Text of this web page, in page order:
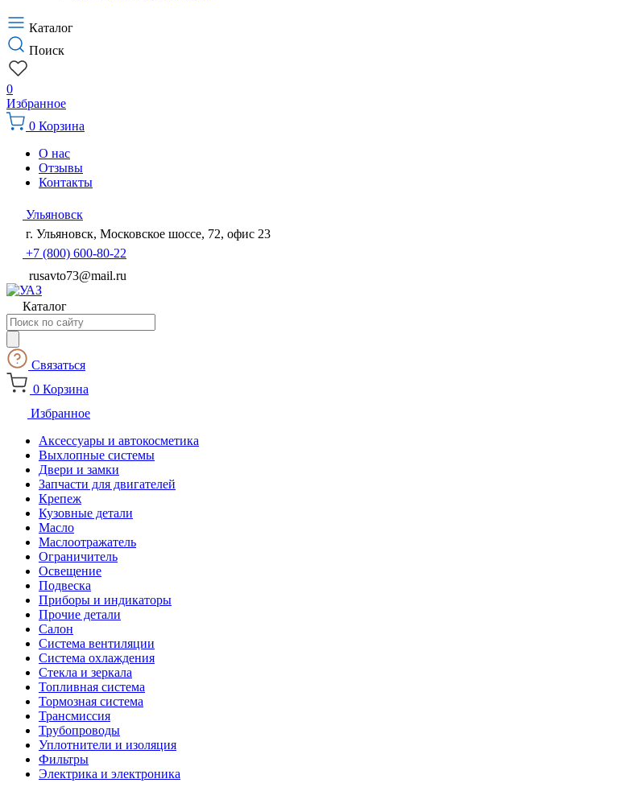
Каталог
Поиск
0
Избранное
0 Корзина
О нас
Отзывы
Контакты
Ульяновск
г. Ульяновск, Московское шоссе, 72, офис 23
+7 (800) 600-80-22
rusavto73@mail.ru
Каталог
Поиск
товаров
Связаться
0 Корзина
Избранное
Аксессуары и автокосметика
Выхлопные системы
Двери и замки
Запчасти для двигателей
Крепеж
Кузовные детали
Масло
Маслоотражатель
Ограничитель
Освещение
Подвеска
Приборы и индикаторы
Прочие детали
Салон
Система вентиляции
Система охлаждения
Стекла и зеркала
Топливная система
Тормозная система
Трансмиссия
Трубопроводы
Уплотнители и изоляция
Фильтры
Электрика и электроника